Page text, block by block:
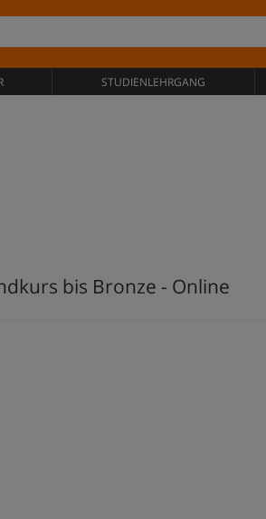
STUDIENLEHRGANG
bis Bronze - Online